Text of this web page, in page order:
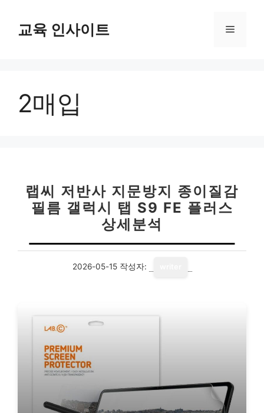
교육 인사이트 메
2매입
랩씨 저반사 지문방지 종이질감
필름 갤럭시 탭 S9 FE 플러스
상세분석
2026-05-15 작성자: